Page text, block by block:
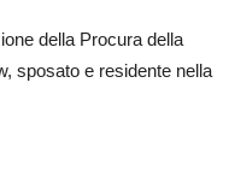
della Procura della
sposato e residente nella